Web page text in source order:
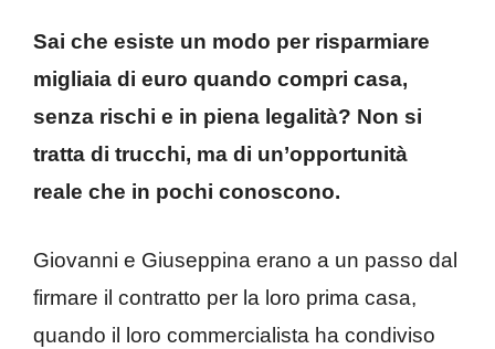
Sai che esiste un modo per risparmiare
migliaia di euro quando compri casa,
senza rischi e in piena legalità? Non si
tratta di trucchi, ma di un’opportunità
reale che in pochi conoscono.
Giovanni e Giuseppina erano a un passo dal
firmare il contratto per la loro prima casa,
quando il loro commercialista ha condiviso